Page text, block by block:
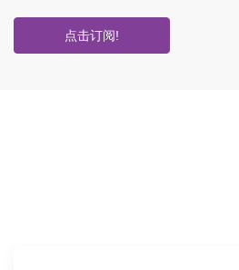
点击订阅!